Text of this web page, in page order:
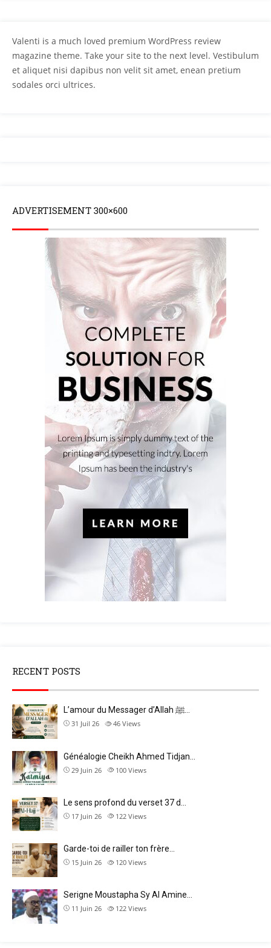
Valenti is a much loved premium WordPress review
magazine theme. Take your site to the next level. Vestibulum
et aliquet nisi dapibus non velit sit amet, enean pretium
sodales orci ultrices.
ADVERTISEMENT 300×600
RECENT POSTS
L’amour du Messager d’Allah ﷺ…
31 Juil 26 46 Views
Généalogie Cheikh Ahmed Tidjan…
29 Juin 26 100 Views
Le sens profond du verset 37 d…
17 Juin 26 122 Views
Garde-toi de railler ton frère…
15 Juin 26 120 Views
Serigne Moustapha Sy Al Amine…
11 Juin 26 122 Views